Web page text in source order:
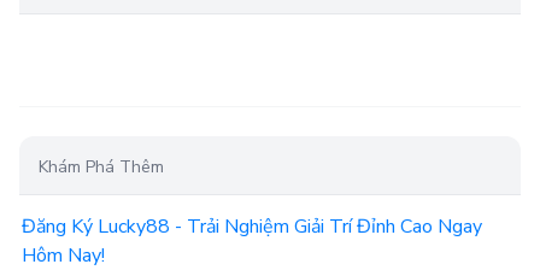
Khám Phá Thêm
Đăng Ký Lucky88 - Trải Nghiệm Giải Trí Đỉnh Cao Ngay
Hôm Nay!